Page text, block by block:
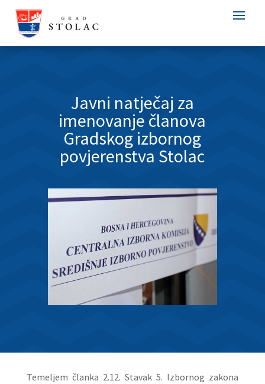
Javni natječaj za
imenovanje članova
Gradskog izbornog
povjerenstva Stolac
Temeljem članka 2.12. Stavak 5. Izbornog zakona